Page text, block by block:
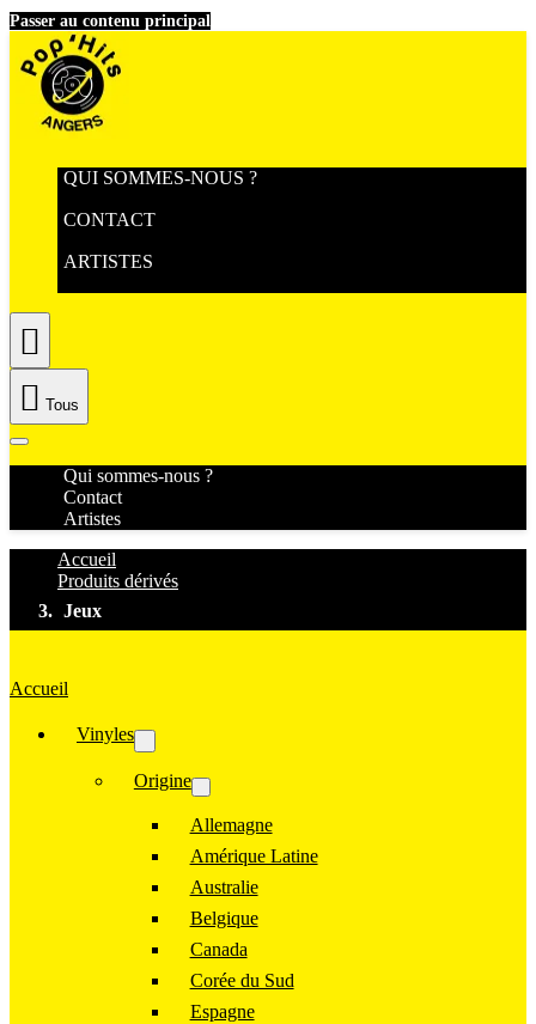
Passer au contenu principal
QUI SOMMES-NOUS ?
CONTACT
ARTISTES

 Tous
Qui sommes-nous ?
Contact
Artistes
Accueil
Produits dérivés
Jeux
Accueil
Vinyles
Origine
Allemagne
Amérique Latine
Australie
Belgique
Canada
Corée du Sud
Espagne